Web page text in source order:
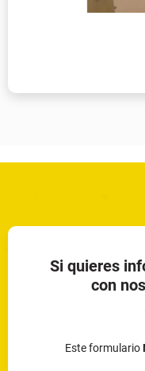
Si quieres
con
Este formulario